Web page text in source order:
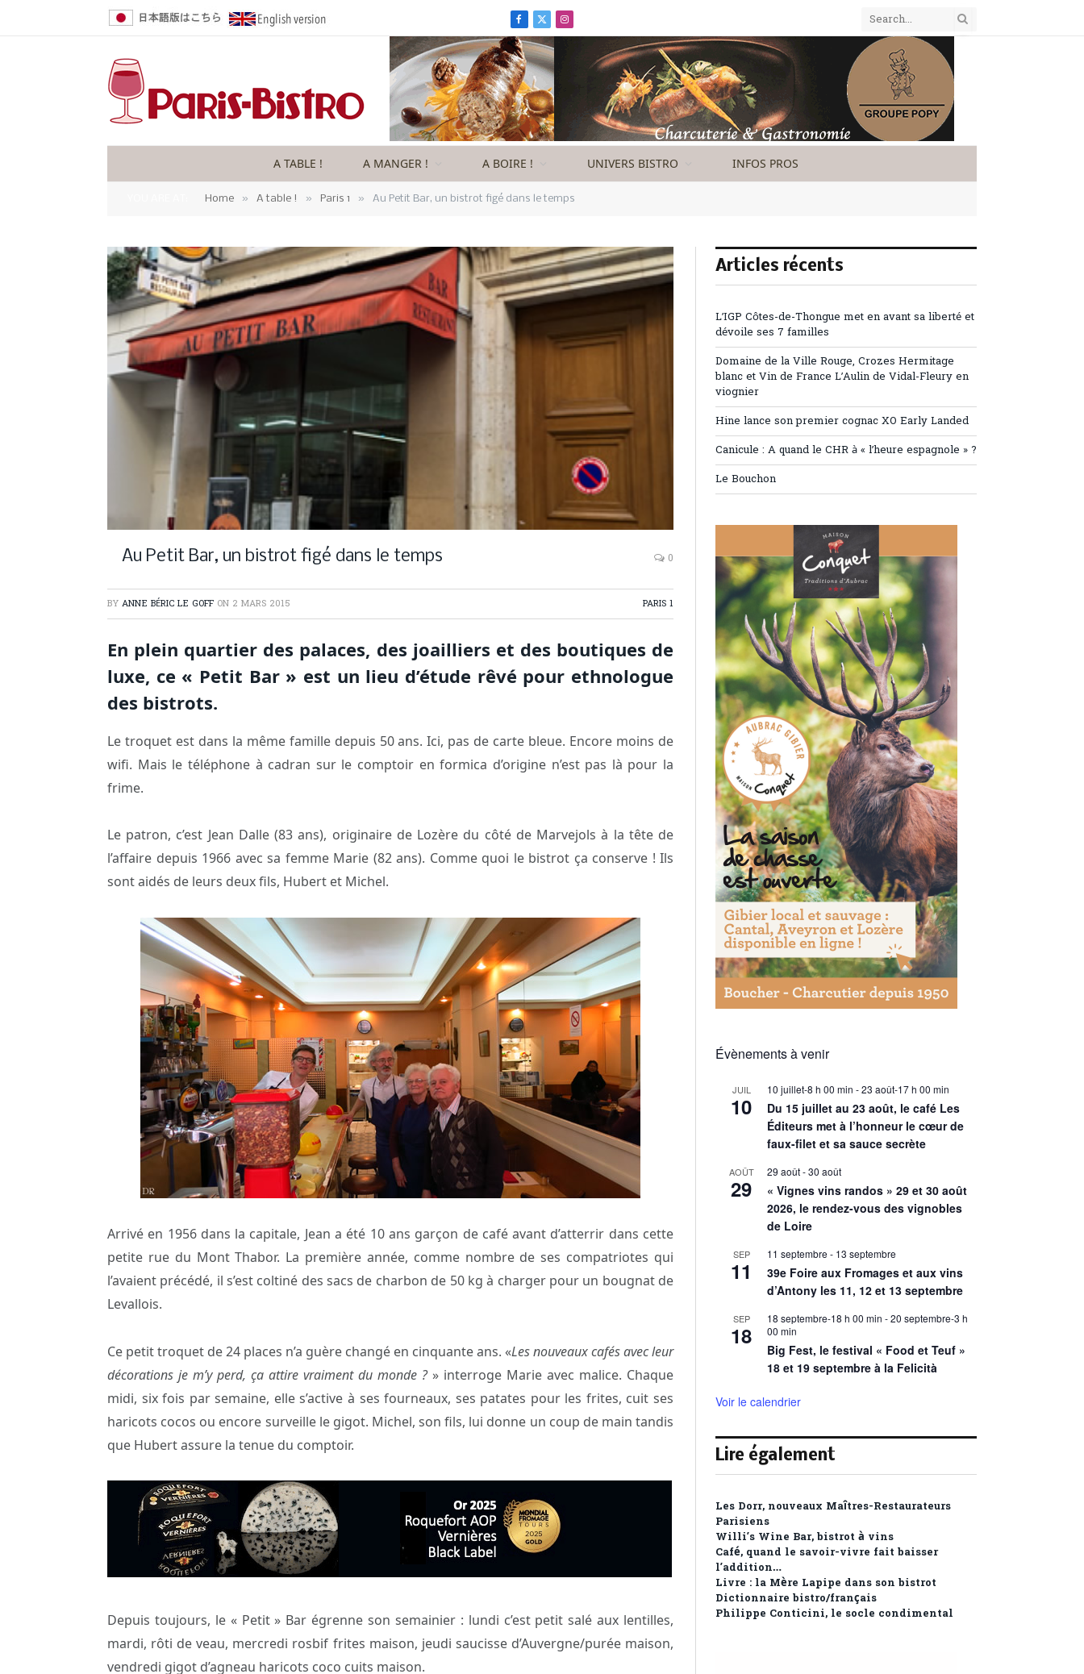
Facebook
X
(Twitter)
Instagram
A TABLE ! A MANGER ! A BOIRE ! UNIVERS BISTRO INFOS PROS
Home » A table ! » Paris 1 » Au Petit Bar, un bistrot figé dans le temps
Au Petit Bar, un bistrot figé dans le temps 0
BY ANNE BÉRIC LE GOFF ON 2 MARS 2015 PARIS 1
En plein quartier des palaces, des joailliers et des boutiques de
luxe, ce « Petit Bar » est un lieu d’étude rêvé pour ethnologue
des bistrots.
Le troquet est dans la même famille depuis 50 ans. Ici, pas de carte bleue. Encore moins de
wifi. Mais le téléphone à cadran sur le comptoir en formica d’origine n’est pas là pour la
frime.
Le patron, c’est Jean Dalle (83 ans), originaire de Lozère du côté de Marvejols à la tête de
l’affaire depuis 1966 avec sa femme Marie (82 ans). Comme quoi le bistrot ça conserve ! Ils
sont aidés de leurs deux fils, Hubert et Michel.
Arrivé en 1956 dans la capitale, Jean a été 10 ans garçon de café avant d’atterrir dans cette
petite rue du Mont Thabor. La première année, comme nombre de ses compatriotes qui
l’avaient précédé, il s’est coltiné des sacs de charbon de 50 kg à charger pour un bougnat de
Levallois.
Ce petit troquet de 24 places n’a guère changé en cinquante ans. «Les nouveaux cafés avec leur
décorations je m’y perd, ça attire vraiment du monde ?» interroge Marie avec malice. Chaque
midi, six fois par semaine, elle s’active à ses fourneaux, ses patates pour les frites, cuit ses
haricots cocos ou encore surveille le gigot. Michel, son fils, lui donne un coup de main tandis
que Hubert assure la tenue du comptoir.
Depuis toujours, le « Petit » Bar égrenne son semainier : lundi c’est petit salé aux lentilles,
mardi, rôti de veau, mercredi rosbif frites maison, jeudi saucisse d’Auvergne/purée maison,
vendredi gigot d’agneau haricots coco cuits maison.
Articles récents
L’IGP Côtes-de-Thongue met en avant sa liberté et
dévoile ses 7 familles
Domaine de la Ville Rouge, Crozes Hermitage
blanc et Vin de France L’Aulin de Vidal-Fleury en
viognier
Hine lance son premier cognac XO Early Landed
Canicule : A quand le CHR à « l’heure espagnole » ?
Le Bouchon
Évènements à venir
JUIL
10
10 juillet-8 h 00 min -23 août-17 h 00 min
Du 15 juillet au 23 août, le café Les
Éditeurs met à l’honneur le cœur de
faux-filet et sa sauce secrète
AOÛT
29
29 août-30 août
« Vignes vins randos » 29 et 30 août
2026, le rendez-vous des vignobles
de Loire
SEP
11
11 septembre - 13 septembre
39e Foire aux Fromages et aux vins
d’Antony les 11, 12 et 13 septembre
SEP
18
18 septembre-18 h 00 min -20 septembre-3 h
00 min
Big Fest, le festival « Food et Teuf »
18 et 19 septembre à la Felicità
Voir le calendrier
Lire également
Les Dorr, nouveaux Maîtres-Restaurateurs
Parisiens
Willi’s Wine Bar, bistrot à vins
Café, quand le savoir-vivre fait baisser
l’addition…
Livre : la Mère Lapipe dans son bistrot
Dictionnaire bistro/français
Philippe Conticini, le socle condimental